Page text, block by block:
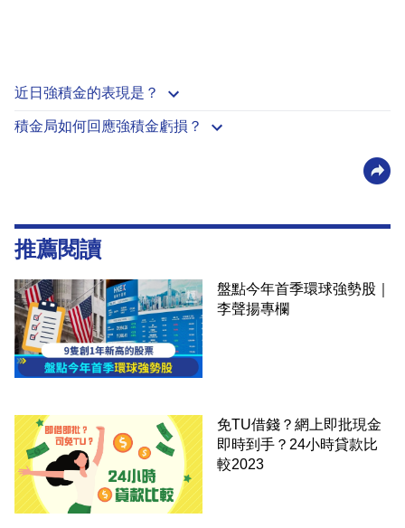
近日強積金的表現是？
積金局如何回應強積金虧損？
推薦閱讀
盤點今年首季環球強勢股｜
李聲揚專欄
免TU借錢？網上即批現金
即時到手？24小時貸款比
較2023